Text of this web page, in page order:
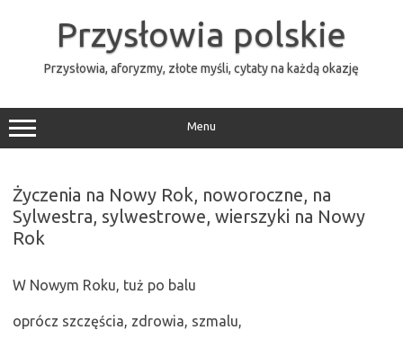
Przysłowia polskie
Przysłowia, aforyzmy, złote myśli, cytaty na każdą okazję
Menu
Życzenia na Nowy Rok, noworoczne, na
Sylwestra, sylwestrowe, wierszyki na Nowy
Rok
W Nowym Roku, tuż po balu
oprócz szczęścia, zdrowia, szmalu,